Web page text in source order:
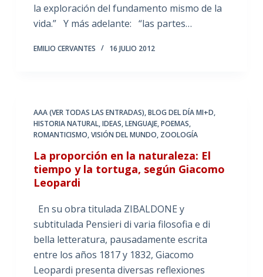
la exploración del fundamento mismo de la
vida.” Y más adelante: “las partes…
EMILIO CERVANTES 16 JULIO 2012
AAA (VER TODAS LAS ENTRADAS),BLOG DEL DÍA MI+D,
HISTORIA NATURAL,IDEAS,LENGUAJE,POEMAS,
ROMANTICISMO,VISIÓN DEL MUNDO, ZOOLOGÍA
La proporción en la naturaleza: El
tiempo y la tortuga, según Giacomo
Leopardi
En su obra titulada ZIBALDONE y
subtitulada Pensieri di varia filosofia e di
bella letteratura, pausadamente escrita
entre los años 1817 y 1832, Giacomo
Leopardi presenta diversas reflexiones